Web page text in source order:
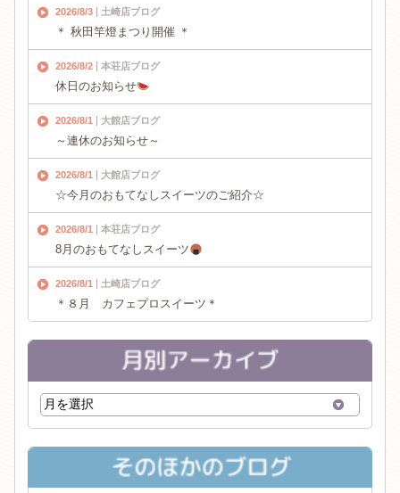
2026/8/3 土崎店ブログ
＊ 秋田竿燈まつり開催 ＊
2026/8/2 本荘店ブログ
休日のお知らせ
2026/8/1 大館店ブログ
～連休のお知らせ～
2026/8/1 大館店ブログ
☆今月のおもてなしスイーツのご紹介☆
2026/8/1 本荘店ブログ
8月のおもてなしスイーツ
2026/8/1 土崎店ブログ
＊８月 カフェプロスイーツ＊